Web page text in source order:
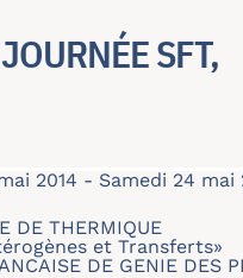
SFT,
2014 - Samedi 24 mai
DE THERMIQUE
et Transferts»
DE GENIE DES